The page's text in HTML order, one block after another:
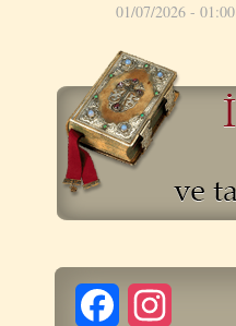
01/07/2026 - 01:00
Facebook